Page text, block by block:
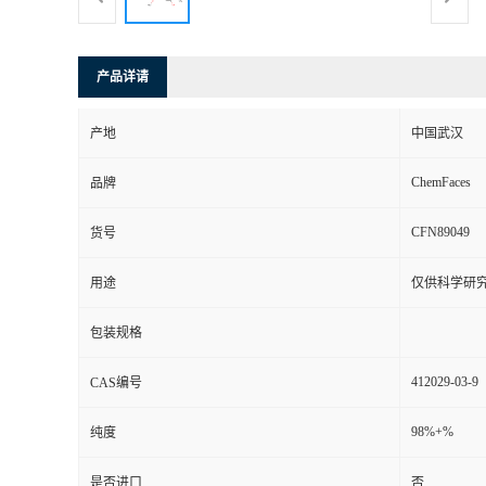
产品详请
产地 中国武汉
品牌 ChemFaces
货号 CFN89049
用途 仅供科学研
包装规格
CAS编号 412029-03-9
纯度 98%+%
是否进口 否